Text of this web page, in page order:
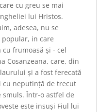
cu greu se mai
lui Hristos.
adesea, nu se
in care
frumoasă și - cel
Cosanzeana, care, din
și a fost ferecată
cu neputință de trecut
Într-o astfel de
este insuși Fiul lui